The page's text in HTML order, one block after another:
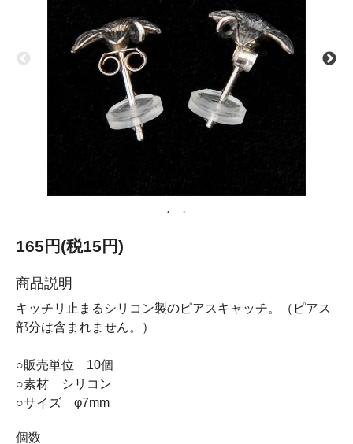
165円(税15円)
商品説明
キッチリ止まるシリコン製のピアスキャッチ。（ピアス
部分は含まれません。）
○販売単位 10個
○素材 シリコン
○サイズ φ7mm
個数